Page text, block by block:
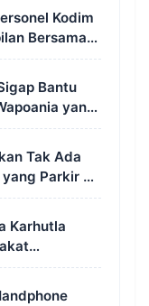
Kodim
Bersama
Bantu
yang
Tak Ada
Parkir di
Karhutla